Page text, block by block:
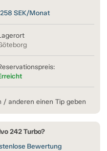
SEK/Monat
/ anderen einen Tip geben
242 Turbo?
Bewertung